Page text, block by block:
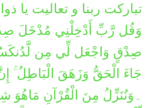
تبارکت ربنا و تعالیت یا
وَقُل رَّبِّ أَدْخِلْنِي مُدْخَلَ
صِدْقٍ وَاجْعَل لِّي مِن
جَاءَ الْحَقُّ وَزَهَقَ الْبَاطِلُ
۔وَنُنَزِّلُ مِنَ الْقُرْآنِ مَاھُوَ